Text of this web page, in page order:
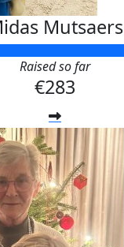
Mutsaers
Raised so far
€283